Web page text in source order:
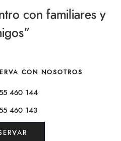
con familiares y
CON NOSOTROS
460 144
460 143